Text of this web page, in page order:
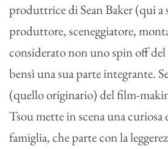
produttrice di Sean Baker (qui a
produttore, sceneggiatore,
considerato non uno spin off
bensì una sua parte integrante.
(quello originario) del film-
Tsou mette in scena una curiosa
famiglia, che parte con la